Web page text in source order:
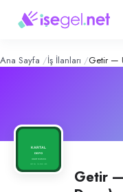
— Uğur
Konum:
Getir Uğur Mumcu deposu,
Moto Kurye
Ana Sayfa İş İlanları Getir —
Getir